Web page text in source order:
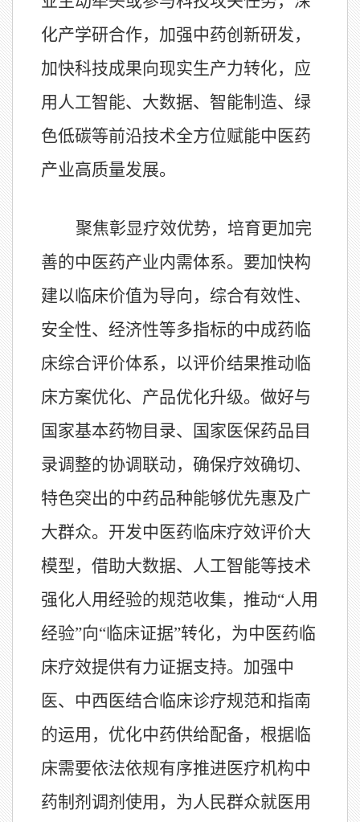
化产学研合作，加强中药创新研发，
加快科技成果向现实生产力转化，应
用人工智能、大数据、智能制造、绿
色低碳等前沿技术全方位赋能中医药
产业高质量发展。
聚焦彰显疗效优势，培育更加完
善的中医药产业内需体系。要加快构
建以临床价值为导向，综合有效性、
安全性、经济性等多指标的中成药临
床综合评价体系，以评价结果推动临
床方案优化、产品优化升级。做好与
国家基本药物目录、国家医保药品目
录调整的协调联动，确保疗效确切、
特色突出的中药品种能够优先惠及广
大群众。开发中医药临床疗效评价大
模型，借助大数据、人工智能等技术
强化人用经验的规范收集，推动“人用
经验”向“临床证据”转化，为中医药临
床疗效提供有力证据支持。加强中
医、中西医结合临床诊疗规范和指南
的运用，优化中药供给配备，根据临
床需要依法依规有序推进医疗机构中
药制剂调剂使用，为人民群众就医用